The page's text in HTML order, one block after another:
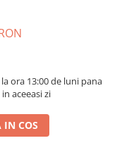
ora 13:00 de luni pana
aceeasi zi
IN COS